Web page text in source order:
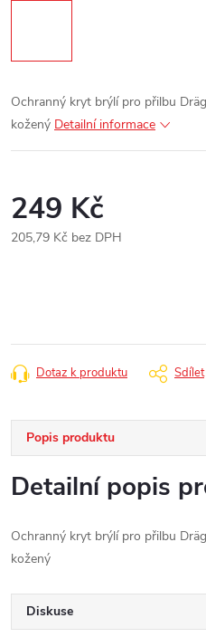
Ochranný kryt brýlí pro přilbu
kožený Detailní informace
249 Kč
205,79 Kč bez DPH
Dotaz k produktu Sdílet
Popis produktu
Detailní popis
Ochranný kryt brýlí pro přilbu
kožený
Diskuse